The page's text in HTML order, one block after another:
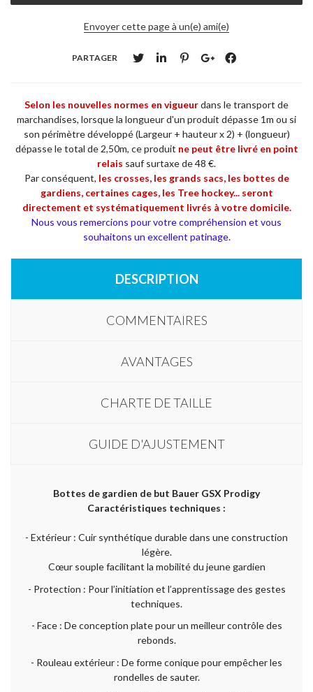
Envoyer cette page à un(e) ami(e)
PARTAGER
Selon les nouvelles normes en vigueurdans le transport de
marchandises, lorsque la longueur d'un produit dépasse 1m ou si
son périmètre développé (Largeur + hauteur x 2) + (longueur)
dépasse le total de 2,50m, ce produit ne peut être livré en point
relais sauf surtaxe de 48 €.
Par conséquent, les crosses, les grands sacs, les bottes de
gardiens, certaines cages, les Tree hockey... seront
directement et systématiquement livrés à votre domicile.
Nous vous remercions pour votre compréhension et vous
souhaitons un excellent patinage.
DESCRIPTION
COMMENTAIRES
AVANTAGES
CHARTE DE TAILLE
GUIDE D'AJUSTEMENT
Bottes de gardien de but Bauer GSX Prodigy
Caractéristiques techniques :
- Extérieur : Cuir synthétique durable dans une construction
légère.
Cœur souple facilitant la mobilité du jeune gardien
- Protection : Pour l’initiation et l’apprentissage des gestes
techniques.
- Face : De conception plate pour un meilleur contrôle des
rebonds.
- Rouleau extérieur : De forme conique pour empêcher les
rondelles de sauter.